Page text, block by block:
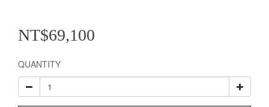
NT$69,100
QUANTITY